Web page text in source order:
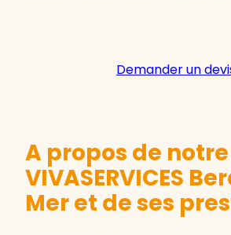
Demander un
A propos de
VIVASERVICES
Mer et de ses